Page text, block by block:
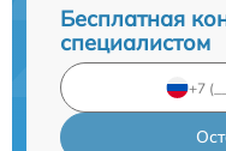
Бесплатная
специалистом